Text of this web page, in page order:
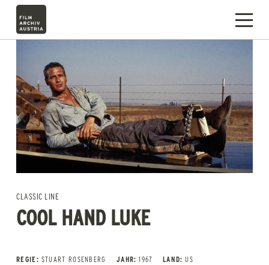
CLASSIC LINE
COOL HAND LUKE
REGIE: STUART ROSENBERG JAHR: 1967 LAND: US